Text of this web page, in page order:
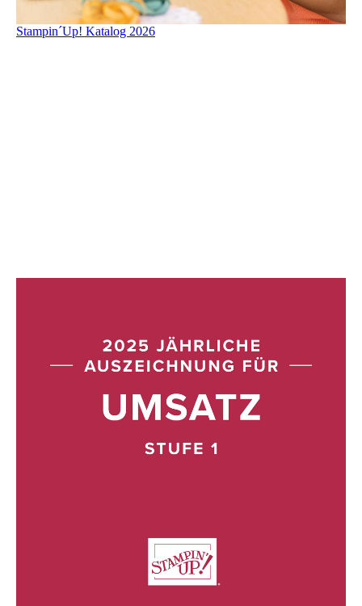
Stampin´Up! Katalog 2026